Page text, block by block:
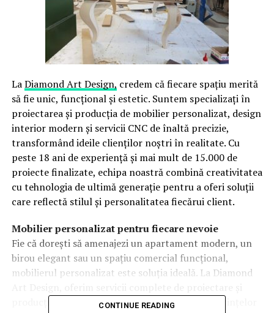
LaDiamond Art Design, credem că fiecare spațiu merită
să fie unic, funcțional și estetic. Suntem specializați în
proiectarea și producția de mobilier personalizat, design
interior modern și servicii CNC de înaltă precizie,
transformând ideile clienților noștri în realitate. Cu
peste 18 ani de experiență și mai mult de 15.000 de
proiecte finalizate, echipa noastră combină creativitatea
cu tehnologia de ultimă generație pentru a oferi soluții
care reflectă stilul și personalitatea fiecărui client.
Mobilier personalizat pentru fiecare nevoie
Fie că dorești să amenajezi un apartament modern, un
birou elegant sau un spațiu comercial funcțional,
mobilierul personalizat este soluția ideală. La Diamond
producție mobilier, adaptate dimensiunilor și cerințelor
CONTINUE READING